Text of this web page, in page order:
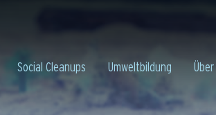
Social Cleanups Umweltbildung